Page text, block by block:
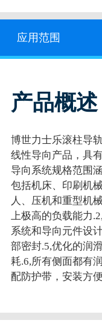
应用范围
产品概述
博世力士乐滚柱导
线性导向产品，具
导向系统规格范围
包括机床、印刷机
人、压机和重型机
上极高的负载能力
系统和导向元件设
部密封.5,优化的润
耗.6,所有侧面都有
配防护带，安装方